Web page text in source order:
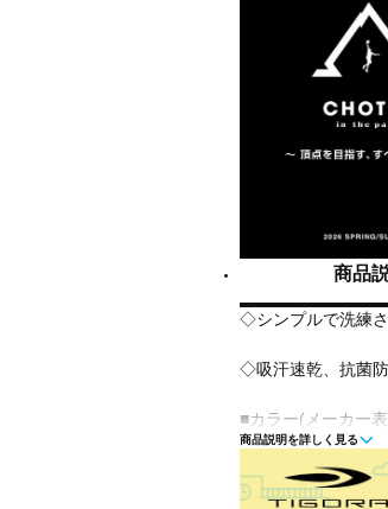
商品
◇シンプルで洗練さ
◇吸汗速乾、抗菌
■カラー(メーカー
チャコールグレー
ブラック
商品説明を詳しく見る